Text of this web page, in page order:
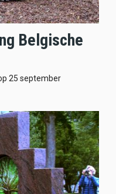
Belgische
25 september